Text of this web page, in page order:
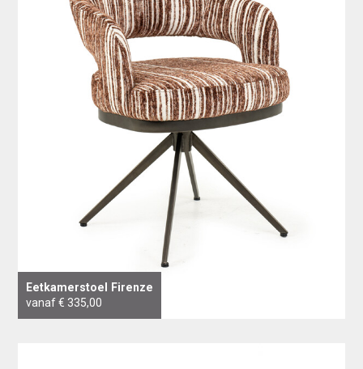
Eetkamerstoel Firenze
vanaf € 335,00